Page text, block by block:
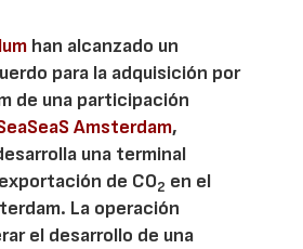
han alcanzado un
para la adquisición por
de una participación
Amsterdam,
una terminal
de CO2 en el
La operación
el desarrollo de una